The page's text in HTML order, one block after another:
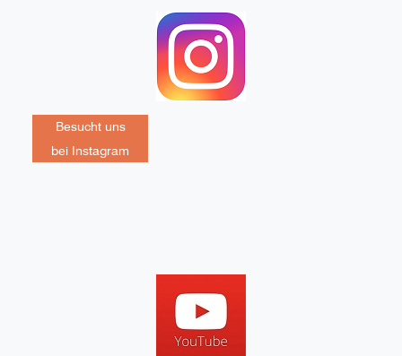
Besucht uns
bei Instagram